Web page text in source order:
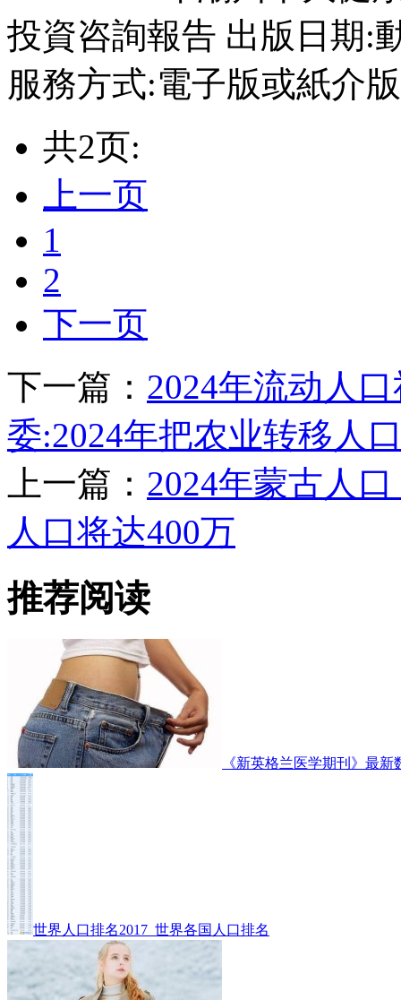
投資咨詢報告 出版日期:
服務方式:電子版或紙介
共2页:
上一页
1
2
下一页
下一篇： 2024年流动人
委:2024年把农业转移人
上一篇： 2024年蒙古人
人口将达400万
推荐阅读
《新英格兰医学期刊》最
世界人口排名2017_世界各国人口排名